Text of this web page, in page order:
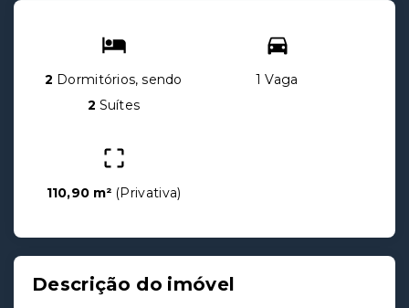
2 Dormitórios, sendo
2 Suítes
1 Vaga
110,90 m² (Privativa)
Descrição do imóvel